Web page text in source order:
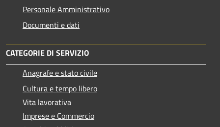
Personale Amministrativo
Documenti e dati
CATEGORIE DI SERVIZIO
Anagrafe e stato civile
Cultura e tempo libero
Vita lavorativa
Imprese e Commercio